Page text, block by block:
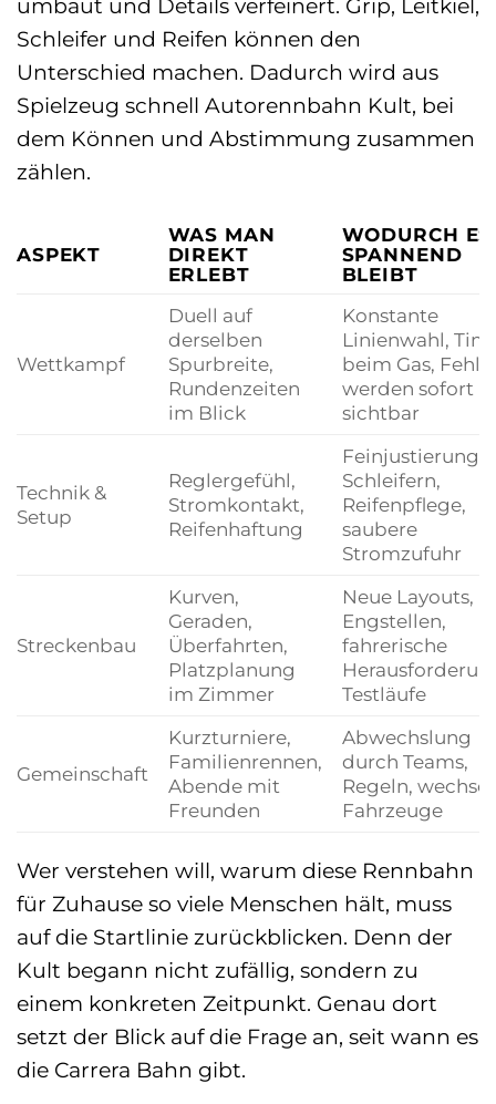
umbaut und Details verfeinert. Grip, Leitkiel,
Schleifer und Reifen können den
Unterschied machen. Dadurch wird aus
Spielzeug schnell Autorennbahn Kult, bei
dem Können und Abstimmung zusammen
zählen.
ASPEKT
WAS MAN
DIREKT
ERLEBT
WODURCH ES
SPANNEND
BLEIBT
Wettkampf
Duell auf
derselben
Spurbreite,
Rundenzeiten
im Blick
Konstante
Linienwahl,
beim Gas,
werden sofort
sichtbar
Technik &
Setup
Reglergefühl,
Stromkontakt,
Reifenhaftung
Feinjustierung
Schleifern,
Reifenpflege,
saubere
Stromzufuhr
Streckenbau
Kurven,
Geraden,
Überfahrten,
Platzplanung
im Zimmer
Neue Layouts,
Engstellen,
fahrerische
Testläufe
Gemeinschaft
Kurzturniere,
Familienrennen,
Abende mit
Freunden
Abwechslung
durch Teams,
Regeln,
Fahrzeuge
Wer verstehen will, warum diese Rennbahn
für Zuhause so viele Menschen hält, muss
auf die Startlinie zurückblicken. Denn der
Kult begann nicht zufällig, sondern zu
einem konkreten Zeitpunkt. Genau dort
setzt der Blick auf die Frage an, seit wann es
die Carrera Bahn gibt.